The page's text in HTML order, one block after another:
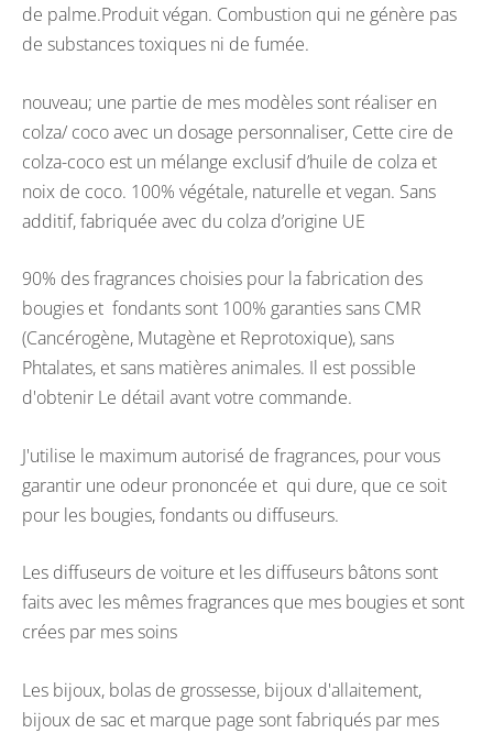
de palme.Produit végan. Combustion qui ne génère pas
de substances toxiques ni de fumée.
nouveau; une partie de mes modèles sont réaliser en
colza/ coco avec un dosage personnaliser, Cette cire de
colza-coco est un mélange exclusif d’huile de colza et
noix de coco. 100% végétale, naturelle et vegan. Sans
additif, fabriquée avec du colza d’origine UE
90% des fragrances choisies pour la fabrication des
bougies et fondants sont 100% garanties sans CMR
(Cancérogène, Mutagène et Reprotoxique), sans
Phtalates, et sans matières animales. Il est possible
d'obtenir Le détail avant votre commande.
J'utilise le maximum autorisé de fragrances, pour vous
garantir une odeur prononcée et qui dure, que ce soit
pour les bougies, fondants ou diffuseurs.
Les diffuseurs de voiture et les diffuseurs bâtons sont
faits avec les mêmes fragrances que mes bougies et sont
crées par mes soins
Les bijoux, bolas de grossesse, bijoux d'allaitement,
bijoux de sac et marque page sont fabriqués par mes